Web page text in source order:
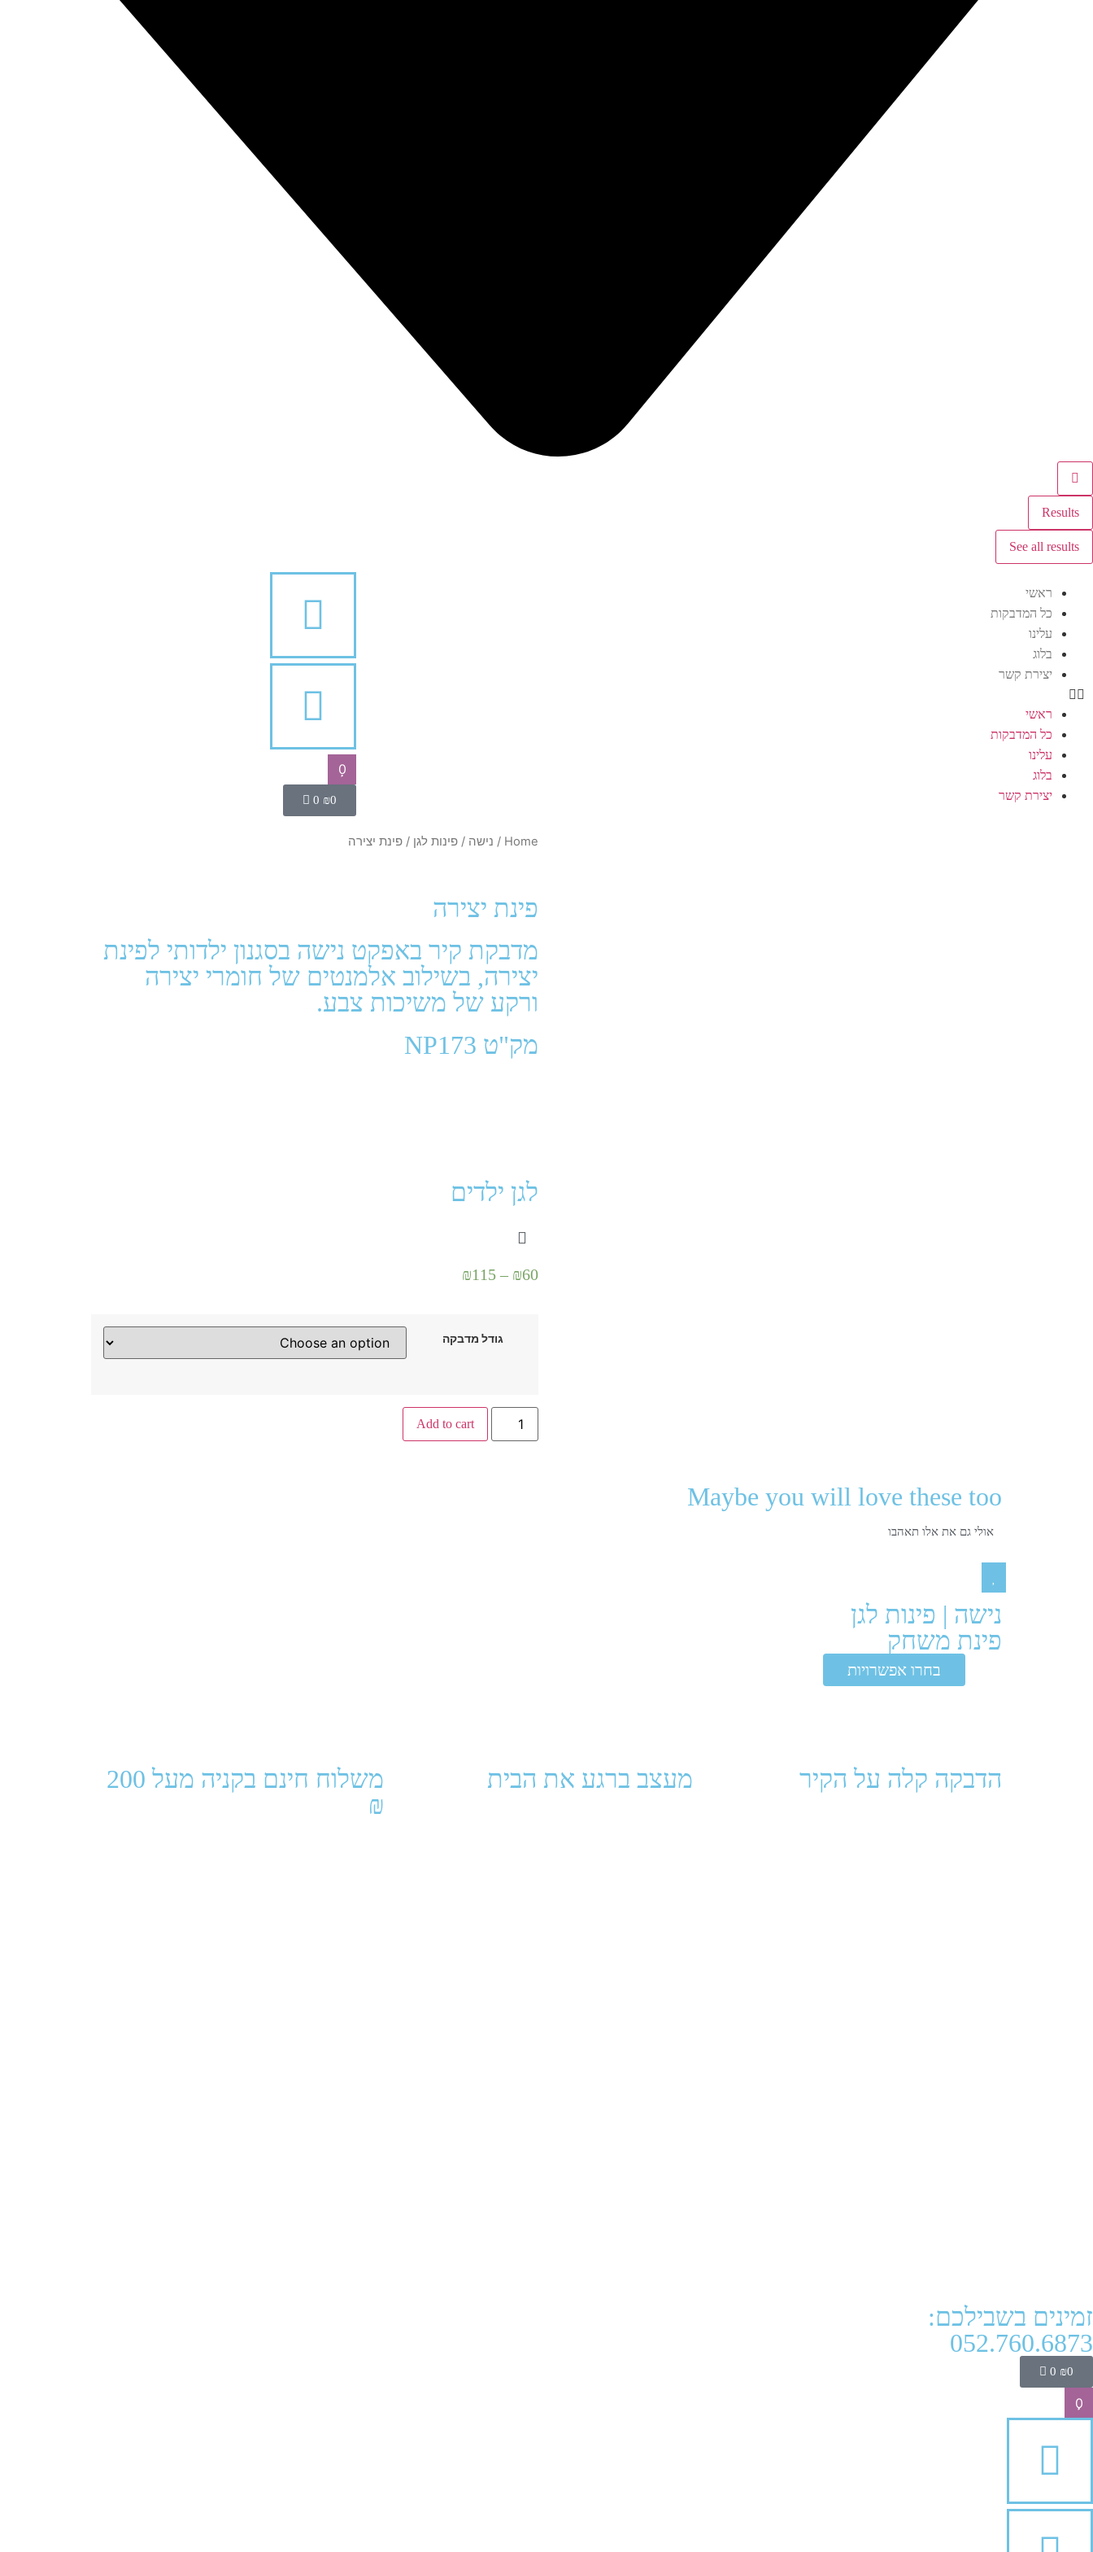
Results
See all results
ראשי
כל המדבקות
עלינו
בלוג
יצירת קשר
ראשי
כל המדבקות
עלינו
בלוג
יצירת קשר
0
₪0
0
Home
/ נישה / פינות לגן / פינת יצירה
פינת יצירה
מדבקת קיר באפקט נישה בסגנון ילדותי לפינת
יצירה, בשילוב אלמנטים של חומרי יצירה
ורקע של משיכות צבע.
מק"ט NP173
לגן ילדים
₪60
–
₪115
גודל מדבקה
Add to cart
Maybe you will love these too
אולי גם את אלו תאהבו
נישה | פינות לגן
פינת משחק
בחרו אפשרויות
₪
₪
הדבקה קלה על הקיר מעצב ברגע את הבית
משלוח חינם בקניה מעל 200
₪
זמינים בשבילכם:
052.760.6873
₪0
0
0